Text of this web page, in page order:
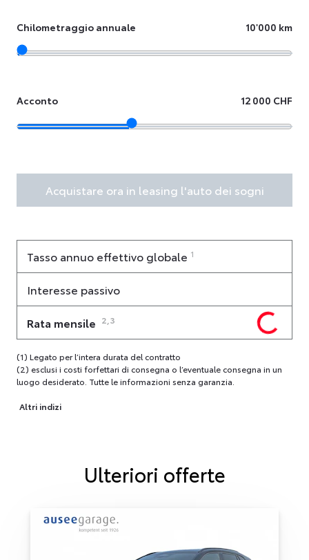
Chilometraggio annuale 10'000 km
Acconto 12 000 CHF
Acquistare ora in leasing l'auto dei sogni
Tasso annuo effettivo globale 1
Interesse passivo
Rata mensile 2,3
(1) Legato per l’intera durata del contratto
(2) esclusi i costi forfettari di consegna o l’eventuale consegna in un
luogo desiderato. Tutte le informazioni senza garanzia.
Altri indizi
Ulteriori offerte